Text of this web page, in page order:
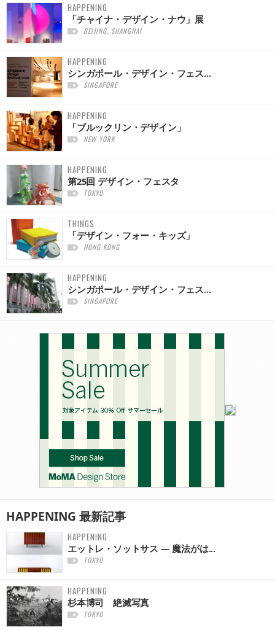
HAPPENING
「チャイナ・デザイン・ナウ」展
BEIJING, SHANGHAI
HAPPENING
シンガポール・デザイン・フェス...
SINGAPORE
HAPPENING
「ブルックリン・デザイン」
NEW YORK
HAPPENING
第25回 デザイン・フェスタ
TOKYO
THINGS
「デザイン・フォー・キッズ」
HONG KONG
HAPPENING
シンガポール・デザイン・フェス...
SINGAPORE
HAPPENING 最新記事
HAPPENING
エットレ・ソットサス — 魔法がは...
TOKYO
HAPPENING
杉本博司 絶滅写真
TOKYO